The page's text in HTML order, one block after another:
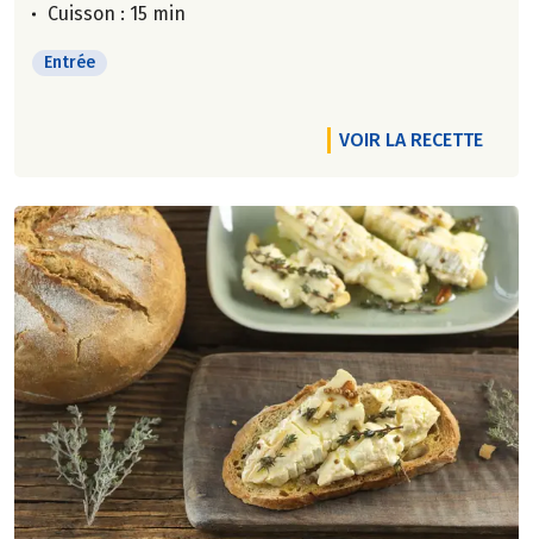
Cuisson : 15 min
Entrée
VOIR LA RECETTE